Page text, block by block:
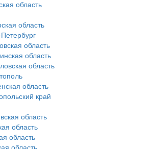
область
область
область
область
область
область
край
область
область
область
область